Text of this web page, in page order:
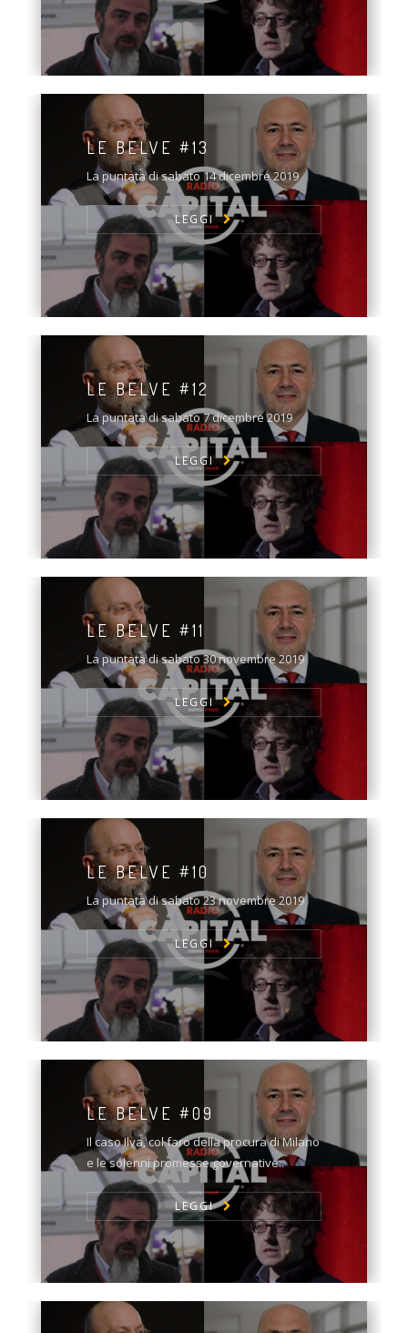
LE BELVE #13
La puntata di sabato 14 dicembre 2019
LEGGI
LE BELVE #12
La puntata di sabato 7 dicembre 2019
LEGGI
LE BELVE #11
La puntata di sabato 30 novembre 2019
LEGGI
LE BELVE #10
La puntata di sabato 23 novembre 2019
LEGGI
LE BELVE #09
Il caso Ilva, col faro della procura di Milano
e le solenni promesse governative..
LEGGI